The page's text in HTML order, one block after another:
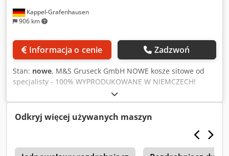
Kappel-Grafenhausen
906 km
Informacja o cenie Zadzwoń
Stan: nowe, M&S Gruseck GmbH NOWE kosze sitowe od
specjalisty - 100% WYPRODUKOWANE W NIEMCZECH!
Kosze sitowe pasujące do serii Doppstadt AK: 430, 435,
510, 535, 560, 635, 640 itp. Dodjxp Nzmjpfx Abmsck -
NAJWYŻSZA JAKOŚĆ - Różne perforacje - Krótkie terminy
dostaw Wiele innych części zamiennych dostępnych od
ręki: - Kosze tylne - Klapy tylne - Różne płyty udarowe -
Blachy zużyciowe - Listwy dna przesuwnego - Młoty -
Odkryj więcej używanych maszyn